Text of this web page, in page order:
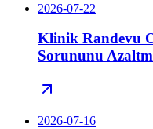
2026-07-22
Klinik Randevu
Sorununu
2026-07-16